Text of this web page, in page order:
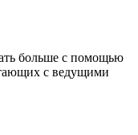
больше с помощью
с ведущими